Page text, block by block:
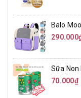
Balo
Sữa Non
70.000₫